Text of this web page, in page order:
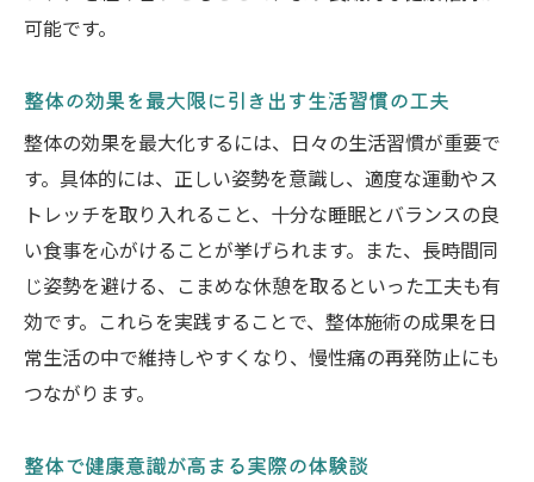
可能です。
整体の効果を最大限に引き出す生活習慣の工夫
整体の効果を最大化するには、日々の生活習慣が重要で
す。具体的には、正しい姿勢を意識し、適度な運動やス
トレッチを取り入れること、十分な睡眠とバランスの良
い食事を心がけることが挙げられます。また、長時間同
じ姿勢を避ける、こまめな休憩を取るといった工夫も有
効です。これらを実践することで、整体施術の成果を日
常生活の中で維持しやすくなり、慢性痛の再発防止にも
つながります。
整体で健康意識が高まる実際の体験談